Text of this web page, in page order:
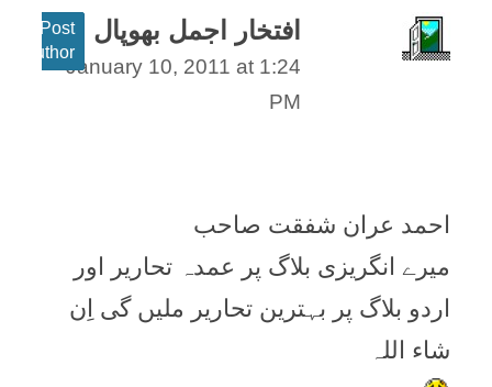
افتخار اجمل بھوپال
Post
author
January 10, 2011 at 1:24
PM
احمد عران شفقت صاحب
ميرے انگريزی بلاگ پر عمدہ تحارير اور
اردو بلاگ پر بہترين تحارير مليں گی اِن
شاء اللہ